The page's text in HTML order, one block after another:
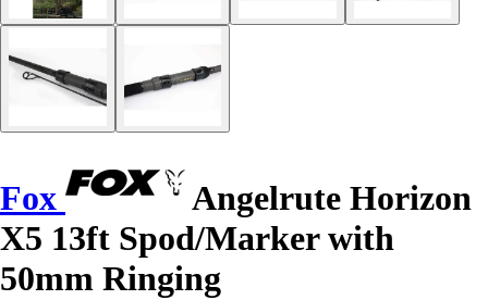
Fox
Angelrute Horizon
X5 13ft Spod/Marker with
50mm Ringing